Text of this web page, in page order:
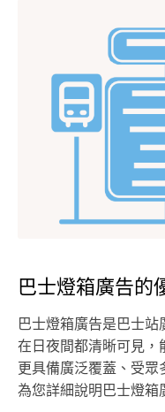
巴士燈箱廣告的
巴士燈箱廣告是巴士站
在日夜間都清晰可見，
更具備廣泛覆蓋、受眾
為您詳細說明巴士燈箱